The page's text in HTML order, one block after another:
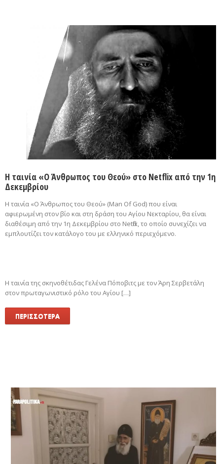
Η ταινία «Ο Άνθρωπος του Θεού» στο Netflix από την 1η
Δεκεμβρίου
H ταινία «Ο Άνθρωπος του Θεού» (Man Of God) που είναι
αφιερωμένη στον βίο και στη δράση του Αγίου Νεκταρίου, θα είναι
διαθέσιμη από την 1η Δεκεμβρίου στο Netflix, το οποίο συνεχίζει να
εμπλουτίζει τον κατάλογο του με ελληνικό περιεχόμενο.
Η ταινία της σκηνοθέτιδας Γελένα Πόποβιτς με τον Άρη Σερβετάλη
στον πρωταγωνιστικό ρόλο του Αγίου […]
ΠΕΡΙΣΣΟΤΕΡΑ